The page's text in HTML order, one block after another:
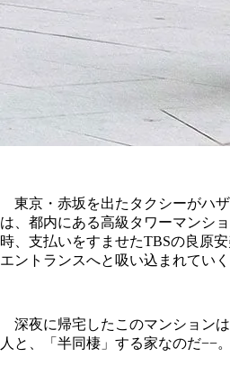
東京・赤坂を出たタクシーがハ
は、都内にある高級タワーマンシ
時、支払いをすませたTBSの良原
エントランスへと吸い込まれていく
深夜に帰宅したこのマンション
人と、「半同棲」する家なのだ−−。